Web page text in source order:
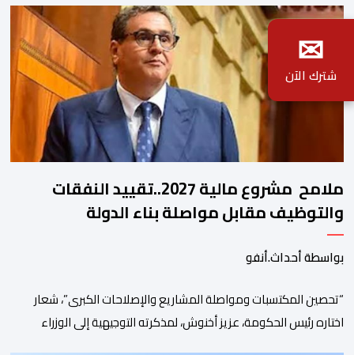
ملامح مشروع مالية 2027..تقييد النفقات
والتوظيف مقابل مواصلة بناء الدولة
الاجتماعية والاستثمار
بواسطة أحداث.أنفو
“تحصين المكتسبات ومواصلة المشاريع والإصلاحات الكبرى”، شعار
اختاره رئيس الحكومة، عزيز أخنوش، لمذكرته التوجيهية إلى الوزراء
✉
شترك الآن